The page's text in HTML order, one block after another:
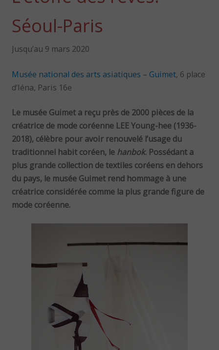
Séoul-Paris
Jusqu’au 9 mars 2020
Musée national des arts asiatiques – Guimet, 6 place
d’Iéna, Paris 16e
Le musée Guimet a reçu près de 2000 pièces de la
créatrice de mode coréenne LEE Young-hee (1936-
2018), célèbre pour avoir renouvelé l’usage du
traditionnel habit coréen, le hanbok. Possédant a
plus grande collection de textiles coréens en dehors
du pays, le musée Guimet rend hommage à une
créatrice considérée comme la plus grande figure de
mode coréenne.